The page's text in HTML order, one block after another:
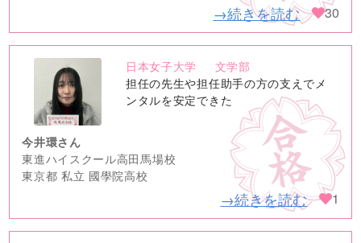
→続きを読む 30
no
image
日本女子大学
文学部
担任の先生や担任助手の方の支えでメ
ンタルを安定できた
今井環さん
東進ハイスクール高田馬場校
東京都 私立 國學院高校
→続きを読む 1